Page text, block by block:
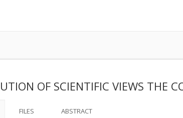
OF SCIENTIFIC VIEWS THE
FILES ABSTRACT